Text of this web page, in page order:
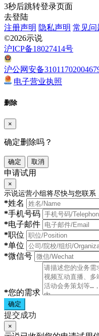
3秒后跳转登录页面
去登陆
注册声明 隐私声明 常见问
©2026示说
沪ICP备18027414号
沪公网安备
电子营业执照
删除
×
确定删除吗？
确定 取消
申请试用
×
示说运营小组将尽快与您联系
*姓名
*手机号码
*电子邮件
*职位
*单位
*微信号
*您的需求
确定
提交成功
×